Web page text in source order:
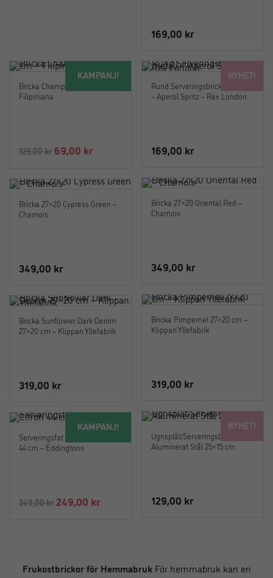
169,00 kr
NYHET!
Rund Serveringsbricka i metall
– Aperol Spritz – Rex London
169,00 kr
KAMPANJ!
Bricka Champagne 18 x14 cm –
Filipiniana
129,00kr Det
priset
129,00 kr.
69,00 krDet
priset
Bricka 27×20 Oriental Red –
Chamois
349,00 kr
Bricka 27×20 Cypress Green –
Chamois
349,00 kr
Bricka Pimpernel 27×20 cm –
Klippan Yllefabrik
319,00 kr
Bricka Sunflower Dark Denim
27×20 cm – Klippan Yllefabrik
319,00 kr
NYHET!
Ugnsplåt/Serveringsbricka
Aluminerat Stål 25×15 cm
129,00 kr
KAMPANJ!
Serveringsfat i melamin Citron
44 cm – Eddingtons
349,00kr Det
349,00 kr.
249,00 krDet
249,00 kr.
Frukostbrickor för HemmabrukFör hemmabruk kan en